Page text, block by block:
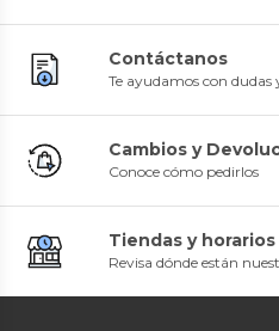
Contáctanos
Te ayudamos con dudas
Cambios y
Conoce cómo pedirlos
Tiendas y horarios
Revisa dónde están